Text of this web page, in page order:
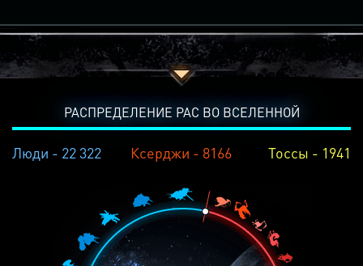
РАСПРЕДЕЛЕНИЕ РАС ВО ВСЕЛЕННОЙ
Люди - 22 322 Ксерджи - 8166 Тоссы - 1941